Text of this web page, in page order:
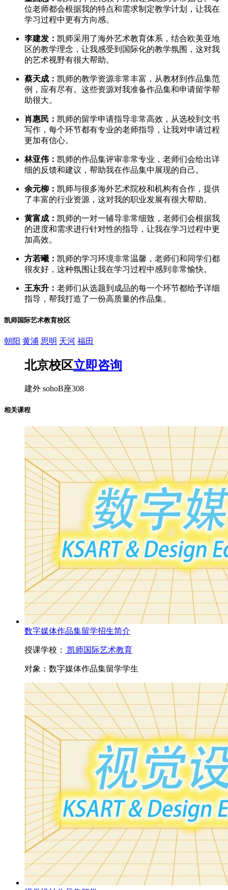
位老师都会根据我的特点和需求制定教学计划，让我在
学习过程中更有方向感。
李建发： 凯师采用了海外艺术教育体系，结合欧美亚地
区的教学理念，让我感受到国际化的教学氛围，这对我
的艺术视野有很大帮助。
蔡天成： 凯师的教学资源非常丰富，从教材到作品集范
例，应有尽有。这些资源对我准备作品集和申请留学帮
助很大。
肖惠民： 凯师的留学申请指导非常高效，从选校到文书
写作，每个环节都有专业的老师指导，让我对申请过程
更加有信心。
林亚伟： 凯师的作品集评审非常专业，老师们会给出详
细的反馈和建议，帮助我在作品集中展现的自己。
余元柳： 凯师与很多海外艺术院校和机构有合作，提供
了丰富的行业资源，这对我的职业发展有很大帮助。
黄富成： 凯师的一对一辅导非常细致，老师们会根据我
的进度和需求进行针对性的指导，让我在学习过程中更
加高效。
方若曦： 凯师的学习环境非常温馨，老师们和同学们都
很友好，这种氛围让我在学习过程中感到非常愉快。
王东升： 老师们从选题到成品的每一个环节都给予详细
指导，帮我打造了一份高质量的作品集。
凯师国际艺术教育校区
朝阳 黄浦 思明 天河 福田
北京校区立即咨询
建外 sohoB座308
相关课程
数字媒体作品集留学招生简介
授课学校： 凯师国际艺术教育
对象： 数字媒体作品集留学学生